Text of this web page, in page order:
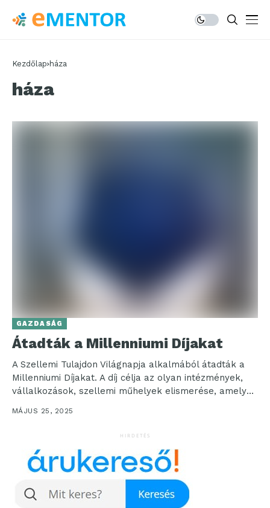
Kezdőlap háza
háza
GAZDASÁG
Átadták a Millenniumi Díjakat
A Szellemi Tulajdon Világnapja alkalmából átadták a
Millenniumi Díjakat. A díj célja az olyan intézmények,
vállalkozások, szellemi műhelyek elismerése, amelyek
kiemelkedő teljesítményt nyújtanak...
MÁJUS 25, 2025
HIRDETÉS